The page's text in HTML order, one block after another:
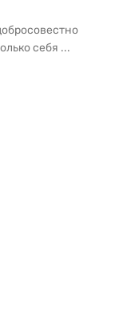
себя ...